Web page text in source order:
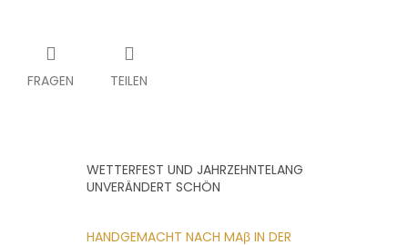
FRAGEN TEILEN
WETTERFEST UND JAHRZEHNTELANG
UNVERÄNDERT SCHÖN
HANDGEMACHT NACH MAβ IN DER